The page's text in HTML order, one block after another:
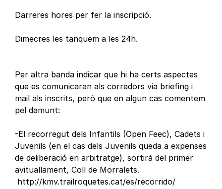
Darreres hores per fer la inscripció.
Dimecres les tanquem a les 24h.
Per altra banda indicar que hi ha certs aspectes
que es comunicaran als corredors via briefing i
mail als inscrits, però que en algun cas comentem
pel damunt:
-El recorregut dels Infantils (Open Feec), Cadets i
Juvenils (en el cas dels Juvenils queda a expenses
de deliberació en arbitratge), sortirà del primer
avituallament, Coll de Morralets.
http://kmv.trailroquetes.cat/es/recorrido/